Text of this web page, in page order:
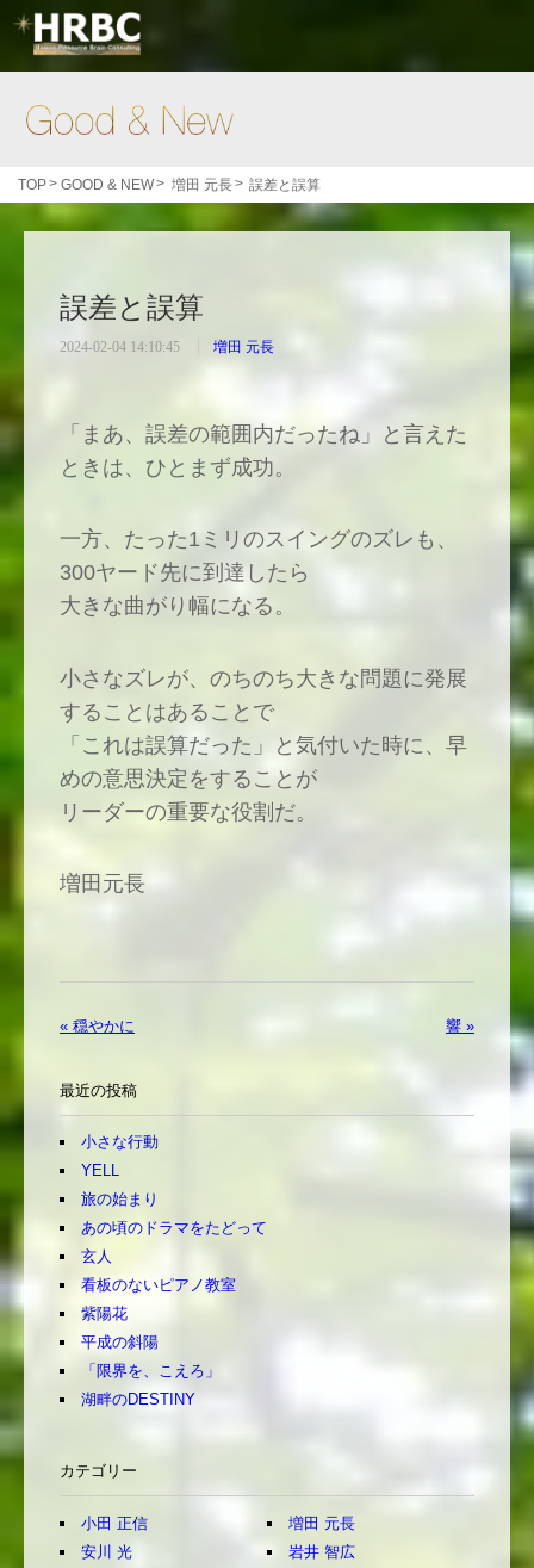
TOP> GOOD & NEW> 増田 元長> 誤差と誤算
誤差と誤算
2024-02-04 14:10:45 増田 元長
「まあ、誤差の範囲内だったね」と言えた
ときは、ひとまず成功。
一方、たった1ミリのスイングのズレも、
300ヤード先に到達したら
大きな曲がり幅になる。
小さなズレが、のちのち大きな問題に発展
することはあることで
「これは誤算だった」と気付いた時に、早
めの意思決定をすることが
リーダーの重要な役割だ。
増田元長
« 穏やかに 響 »
最近の投稿
小さな行動
YELL
旅の始まり
あの頃のドラマをたどって
玄人
看板のないピアノ教室
紫陽花
平成の斜陽
「限界を、こえろ」
湖畔のDESTINY
カテゴリー
小田 正信
増田 元長
安川 光
岩井 智広